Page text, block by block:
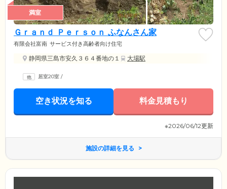
満室
Ｇｒａｎｄ Ｐｅｒｓｏｎ ふなんさん家
有限会社富南 サービス付き高齢者向け住宅
静岡県三島市安久３６４番地の１ 大場駅
居室20室 /
空き状況を知る 料金見積もり
※2026/06/12更新
施設の詳細を見る